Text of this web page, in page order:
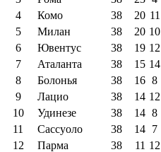
4
Комо 38 20 11
5
Милан 38 20 10
6
Ювентус 38 19 12
7
Аталанта 38 15 14
8
Болонья 38 16 8
9
Лацио 38 14 12
10
Удинезе 38 14 8
11
Сассуоло 38 14 7
12
Парма 38 11 12